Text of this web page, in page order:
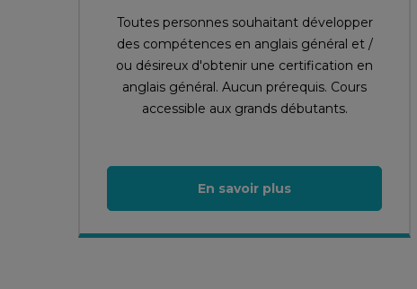
Toutes personnes souhaitant développer
des compétences en anglais général et /
ou désireux d'obtenir une certification en
anglais général. Aucun prérequis. Cours
accessible aux grands débutants.
En savoir plus